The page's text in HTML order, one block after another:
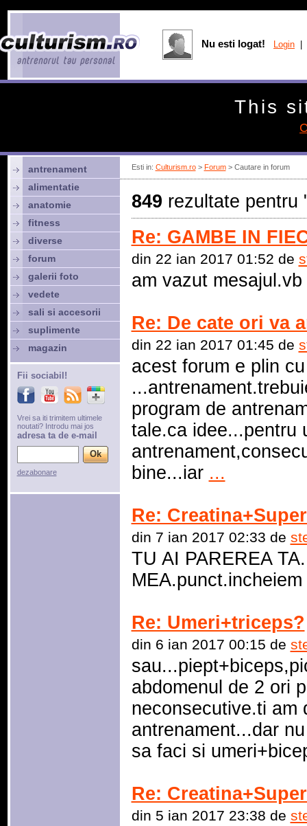
Esti in: Culturism.ro> Forum> Cautare in forum
849 rezultate pentru
Re: GAMBE IN
din 22 ian 2017 01:52 de
am vazut
Re: De cate ori va
din 22 ian 2017 01:45 de
acest forum e plin
program de
tale.ca idee...pentru
bine...iar ...
Re:
din 7 ian 2017 02:33 de
TU AI PAREREA
Re: Umeri+triceps?
din 6 ian 2017 00:15 de
abdomenul de 2 ori
neconsecutive.ti am
antrenament...dar
sa faci si
Re:
din 5 ian 2017 23:38 de
antrenament
alimentatie
anatomie
fitness
diverse
forum
galerii foto
vedete
sali si accesorii
suplimente
magazin
Fii sociabil!
Vrei sa iti trimitem ultimele
noutati? Introdu mai jos
adresa ta de e-mail
dezabonare
Nu esti logat! Login
This